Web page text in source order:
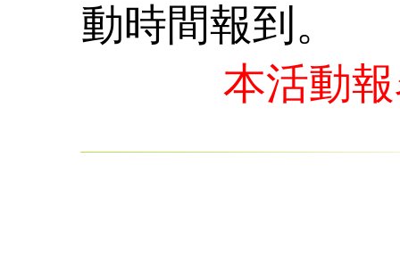
動時間報到。
本活動